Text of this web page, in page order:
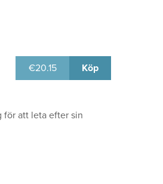
€20.15 Köp
för att leta efter sin